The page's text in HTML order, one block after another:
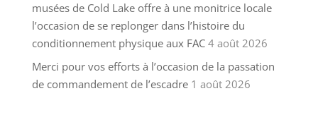
musées de Cold Lake offre à une monitrice locale
l’occasion de se replonger dans l’histoire du
conditionnement physique aux FAC 4 août 2026
Merci pour vos efforts à l’occasion de la passation
de commandement de l’escadre 1 août 2026